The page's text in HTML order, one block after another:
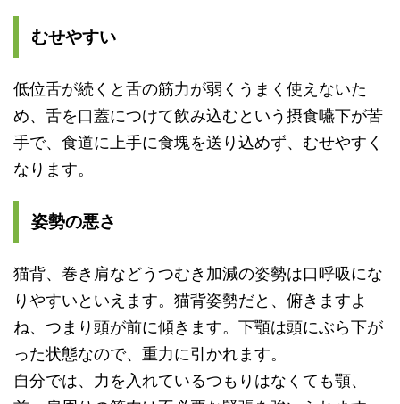
むせやすい
低位舌が続くと舌の筋力が弱くうまく使えないた
め、 舌を口蓋につけて飲み込むという摂食嚥下が苦
手で、食道に上手に食塊を送り込めず、むせやすく
なります。
姿勢の悪さ
猫背、巻き肩などうつむき加減の姿勢は口呼吸にな
りやすいといえます。猫背姿勢だと、俯きますよ
ね、つまり頭が前に傾きます。下顎は頭にぶら下が
った状態なので、重力に引かれます。
自分では、力を入れているつもりはなくても顎、